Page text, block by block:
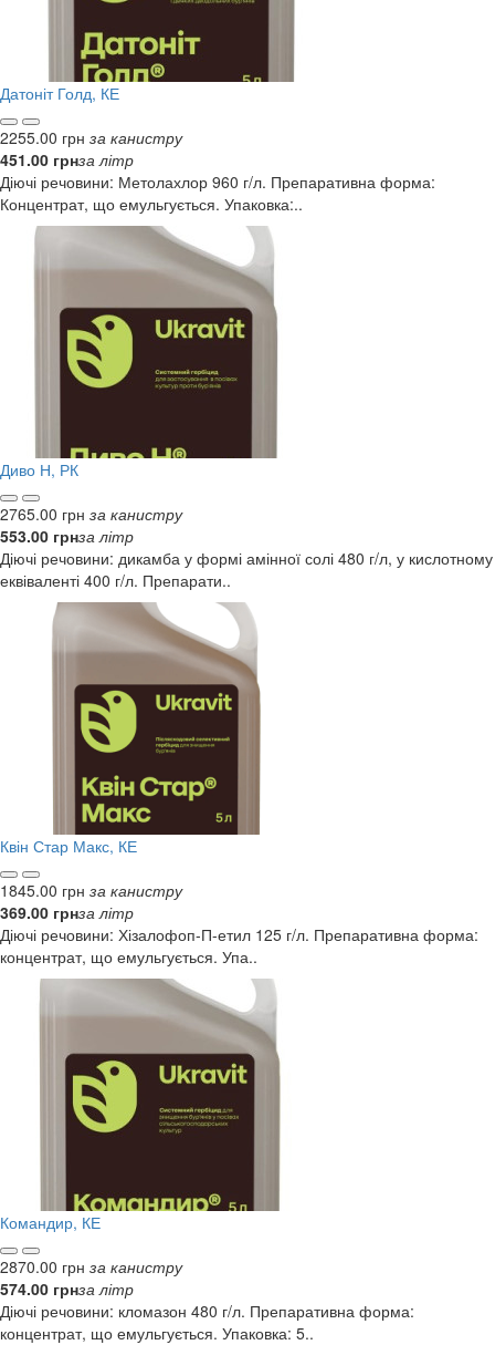
Датоніт Голд, КЕ
2255.00 грн за канистру
451.00 грнза літр
Діючі речовини: Метолахлор 960 г/л. Препаративна форма:
Концентрат, що емульгується. Упаковка:..
Диво Н, РК
2765.00 грн за канистру
553.00 грнза літр
Діючі речовини: дикамба у формі амінної солі 480 г/л, у кислотному
еквіваленті 400 г/л. Препарати..
Квін Стар Макс, КЕ
1845.00 грн за канистру
369.00 грнза літр
Діючі речовини: Хізалофоп-П-етил 125 г/л. Препаративна форма:
концентрат, що емульгується. Упа..
Командир, КЕ
2870.00 грн за канистру
574.00 грнза літр
Діючі речовини: кломазон 480 г/л. Препаративна форма:
концентрат, що емульгується. Упаковка: 5..